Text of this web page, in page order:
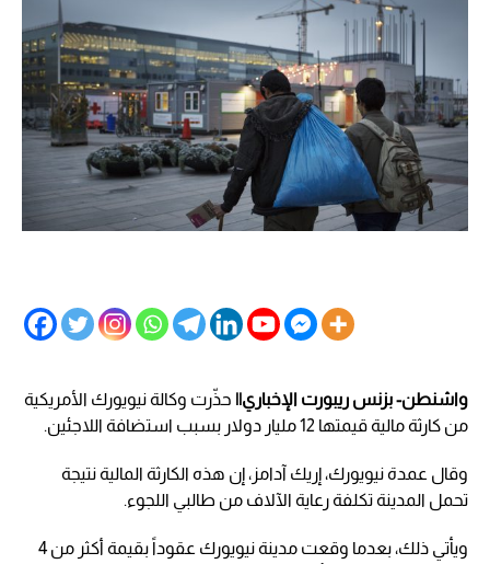
واشنطن- بزنس ريبورت الإخباري|| حذّرت وكالة نيويورك الأمريكية
من كارثة مالية قيمتها 12 مليار دولار بسبب استضافة اللاجئين.
وقال عمدة نيويورك، إريك آدامز، إن هذه الكارثة المالية نتيجة
تحمل المدينة تكلفة رعاية الآلاف من طالبي اللجوء.
ويأتي ذلك، بعدما وقعت مدينة نيويورك عقوداً بقيمة أكثر من 4